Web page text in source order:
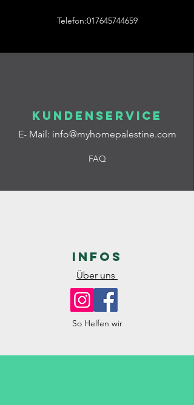
Telefon:017645744659
Kundenservice
E- Mail: info@myhomepalestine.com
FAQ
Infos
Über uns
So Helfen wir